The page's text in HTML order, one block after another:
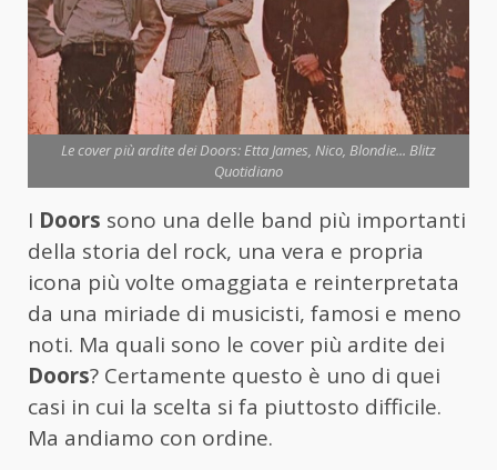
Le cover più ardite dei Doors: Etta James, Nico, Blondie... Blitz
Quotidiano
I Doors sono una delle band più importanti
della storia del rock, una vera e propria
icona più volte omaggiata e reinterpretata
da una miriade di musicisti, famosi e meno
noti. Ma quali sono le cover più ardite dei
Doors? Certamente questo è uno di quei
casi in cui la scelta si fa piuttosto difficile.
Ma andiamo con ordine.